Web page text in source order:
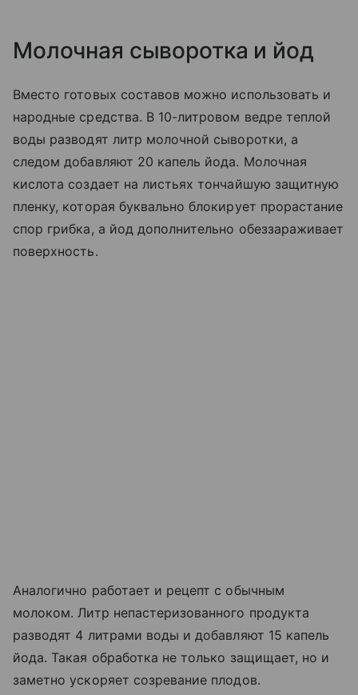
Молочная сыворотка и йод
Вместо готовых составов можно использовать и
народные средства. В 10-литровом ведре теплой
воды разводят литр молочной сыворотки, а
следом добавляют 20 капель йода. Молочная
кислота создает на листьях тончайшую защитную
пленку, которая буквально блокирует прорастание
спор грибка, а йод дополнительно обеззараживает
поверхность.
Аналогично работает и рецепт с обычным
молоком. Литр непастеризованного продукта
разводят 4 литрами воды и добавляют 15 капель
йода. Такая обработка не только защищает, но и
заметно ускоряет созревание плодов.